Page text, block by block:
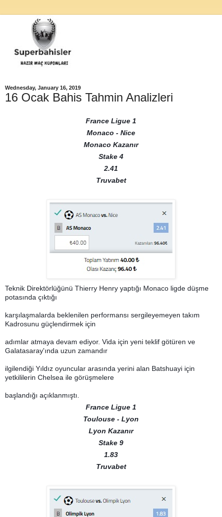
Wednesday, January 16, 2019
16 Ocak Bahis Tahmin Analizleri
France Ligue 1
Monaco - Nice
Monaco Kazanır
Stake 4
2.41
Truvabet
Teknik Direktörlüğünü Thierry Henry yaptığı Monaco ligde düşme
potasında çıktığı
karşılaşmalarda beklenilen performansı sergileyemeyen takım
Kadrosunu güçlendirmek için
adımlar atmaya devam ediyor. Vida için yeni teklif götüren ve
Galatasaray'ında uzun zamandır
ilgilendiği Yıldız oyuncular arasında yerini alan Batshuayi için
yetkililerin Chelsea ile görüşmelere
başlandığı açıklanmıştı.
France Ligue 1
Toulouse - Lyon
Lyon Kazanır
Stake 9
1.83
Truvabet